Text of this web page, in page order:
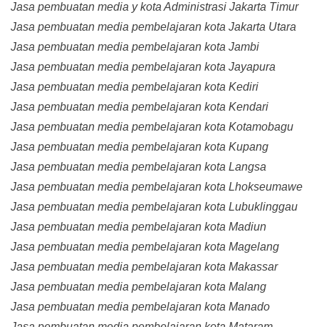
Jasa pembuatan media y kota Administrasi Jakarta Timur
Jasa pembuatan media pembelajaran kota Jakarta Utara
Jasa pembuatan media pembelajaran kota Jambi
Jasa pembuatan media pembelajaran kota Jayapura
Jasa pembuatan media pembelajaran kota Kediri
Jasa pembuatan media pembelajaran kota Kendari
Jasa pembuatan media pembelajaran kota Kotamobagu
Jasa pembuatan media pembelajaran kota Kupang
Jasa pembuatan media pembelajaran kota Langsa
Jasa pembuatan media pembelajaran kota Lhokseumawe
Jasa pembuatan media pembelajaran kota Lubuklinggau
Jasa pembuatan media pembelajaran kota Madiun
Jasa pembuatan media pembelajaran kota Magelang
Jasa pembuatan media pembelajaran kota Makassar
Jasa pembuatan media pembelajaran kota Malang
Jasa pembuatan media pembelajaran kota Manado